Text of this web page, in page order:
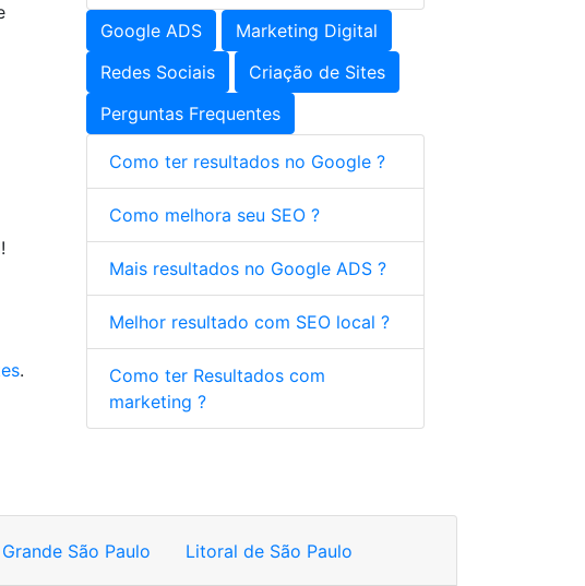
.
Google ADS
Marketing Digital
Redes Sociais
Criação de Sites
Perguntas Frequentes
Como ter resultados no Google ?
Como melhora seu SEO ?
Mais resultados no Google ADS ?
Melhor resultado com SEO local ?
Como ter Resultados com
marketing ?
Grande São Paulo Litoral de São Paulo